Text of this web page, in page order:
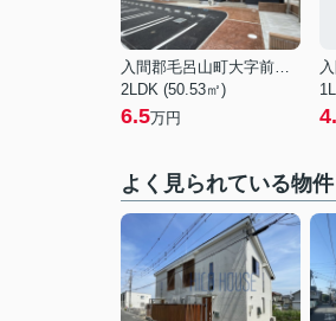
入間郡毛呂山町大字前久保
2LDK (50.53㎡)
6.5万円
よく見られている物件